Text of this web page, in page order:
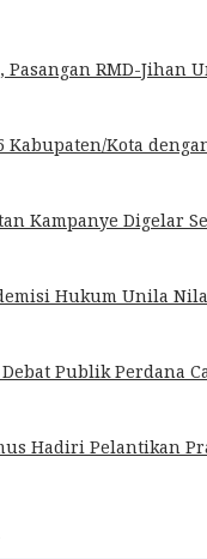
RMD-Jihan
Kota
Kampanye Digelar
Hukum Unila
Publik Perdana
Hadiri Pelantikan